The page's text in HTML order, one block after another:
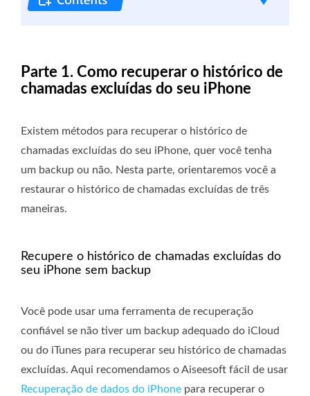
Parte 1. Como recuperar o histórico de
chamadas excluídas do seu iPhone
Existem métodos para recuperar o histórico de
chamadas excluídas do seu iPhone, quer você tenha
um backup ou não. Nesta parte, orientaremos você a
restaurar o histórico de chamadas excluídas de três
maneiras.
Recupere o histórico de chamadas excluídas do
seu iPhone sem backup
Você pode usar uma ferramenta de recuperação
confiável se não tiver um backup adequado do iCloud
ou do iTunes para recuperar seu histórico de chamadas
excluídas. Aqui recomendamos o Aiseesoft fácil de usar
Recuperação de dados do iPhone para recuperar o